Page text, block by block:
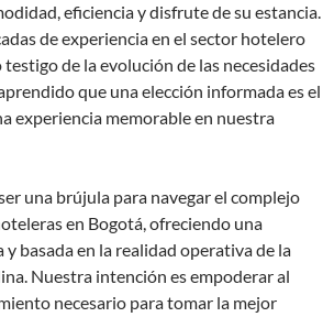
eficiencia y disfrute de su estancia.
de experiencia en el sector hotelero
de la evolución de las necesidades
que una elección informada es el
experiencia memorable en nuestra
una brújula para navegar el complejo
en Bogotá, ofreciendo una
basada en la realidad operativa de la
Nuestra intención es empoderar al
necesario para tomar la mejor